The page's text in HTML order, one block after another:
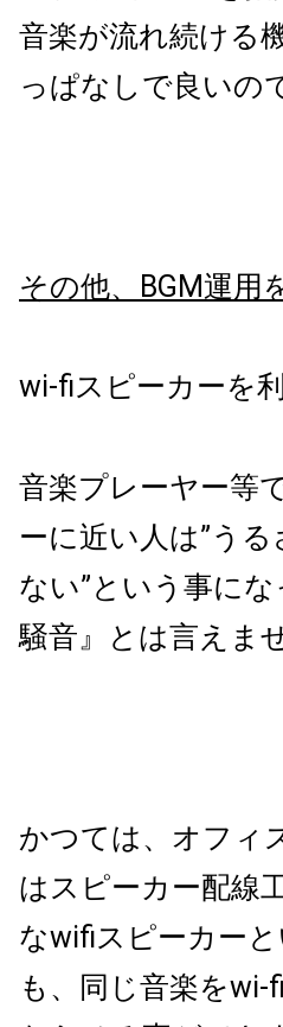
音楽が流れ続ける
っぱなしで良いの
その他、BGM運
wi-fiスピーカーを利
音楽プレーヤー等
ーに近い人は”うる
ない”という事に
騒音』とは言えま
かつては、オフィ
はスピーカー配線
なwifiスピーカー
も、同じ音楽をwi-fi